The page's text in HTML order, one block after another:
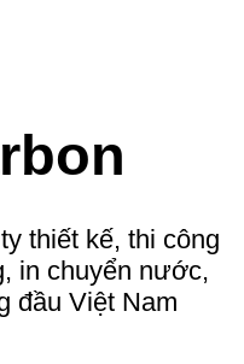
thiết kế, thi công
in chuyển nước,
đầu Việt Nam